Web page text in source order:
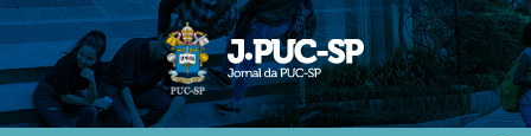
Pular para o conteúdo principal